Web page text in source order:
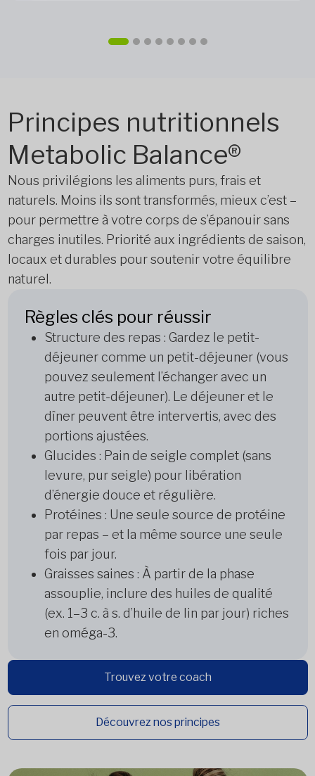
Principes nutritionnels
Metabolic Balance®
Nous privilégions les aliments purs, frais et
naturels. Moins ils sont transformés, mieux c’est –
pour permettre à votre corps de s’épanouir sans
charges inutiles. Priorité aux ingrédients de saison,
locaux et durables pour soutenir votre équilibre
naturel.
Règles clés pour réussir
Structure des repas : Gardez le petit-
déjeuner comme un petit-déjeuner (vous
pouvez seulement l’échanger avec un
autre petit-déjeuner). Le déjeuner et le
dîner peuvent être intervertis, avec des
portions ajustées.
Glucides : Pain de seigle complet (sans
levure, pur seigle) pour libération
d’énergie douce et régulière.
Protéines : Une seule source de protéine
par repas – et la même source une seule
fois par jour.
Graisses saines : À partir de la phase
assouplie, inclure des huiles de qualité
(ex. 1–3 c. à s. d’huile de lin par jour) riches
en oméga-3.
Trouvez votre coach
Découvrez nos principes